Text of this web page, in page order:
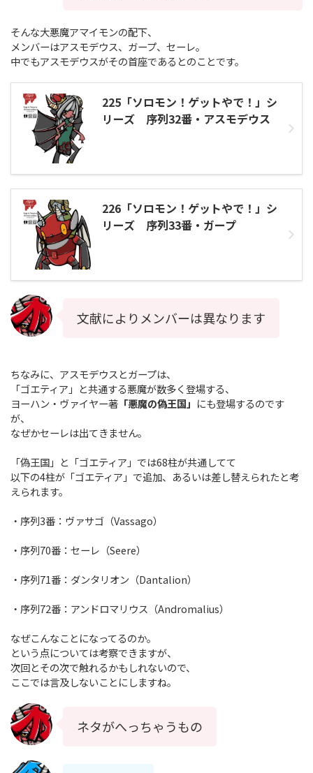
そんな大悪魔アマイモンの配下、
メンバーはアスモデウス、ガープ、セーレ。
中でもアスモデウスがその首座であるとのことです。
225「ソロモン！ゲットやで！」シ
リーズ 序列32番・アスモデウス
226「ソロモン！ゲットやで！」シ
リーズ 序列33番・ガープ
文献によりメンバーは異なります
ちなみに、アスモデウスとガープは、
「ゴエティア」と共通する悪魔が数多く登場する、
ヨーハン・ヴァイヤー著 「悪魔の偽王国」 にも登場するのです
が、
なぜかセーレは出てきません。
「偽王国」と「ゴエティア」では68柱が共通してて
以下の4柱が「ゴエティア」で追加、あるいは差し替えられたと考
えられます。
・序列3番：ヴァサゴ（Vassago）
・序列70番：セーレ（Seere）
・序列71番：ダンタリオン（Dantalion）
・序列72番：アンドロマリウス（Andromalius）
なぜこんなことになってるのか。
という点については考察できますが、
次回とその次で触れるかもしれないので、
ここでは言及しないことにしますね。
ネタがへっちゃうもの